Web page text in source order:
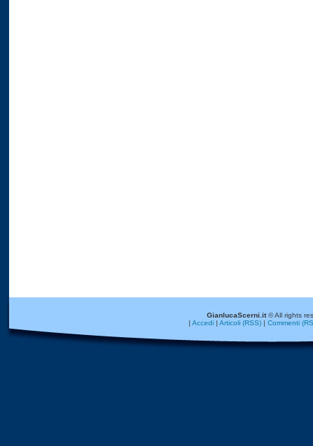
GianlucaScerni.it© All rights
| Accedi| Articoli (RSS)| Commenti